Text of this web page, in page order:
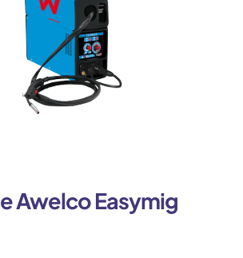
Awelco Easymig